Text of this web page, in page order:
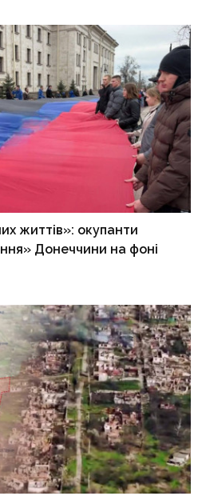
життів»: окупанти
Донеччини на фоні